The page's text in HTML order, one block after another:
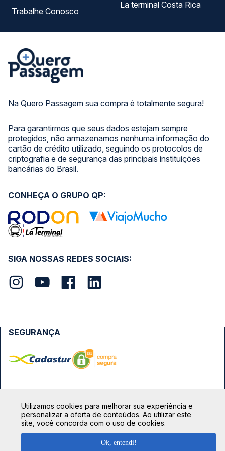
Na Quero Passagem sua compra é totalmente segura!
Para garantirmos que seus dados estejam sempre
protegidos, não armazenamos nenhuma informação do
cartão de crédito utilizado, seguindo os protocolos de
criptografia e de segurança das principais instituições
bancárias do Brasil.
Trabalhe Conosco
La terminal Costa Rica
SIGA NOSSAS REDES SOCIAIS:
CONHEÇA O GRUPO QP:
SEGURANÇA
Utilizamos cookies para melhorar sua experiência e
personalizar a oferta de conteúdos. Ao utilizar este
site, você concorda com o uso de cookies.
Ok, entendi!